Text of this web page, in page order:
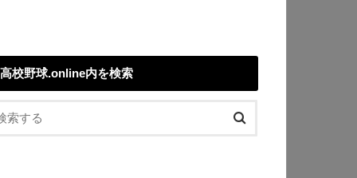
高校野球.online内を検索